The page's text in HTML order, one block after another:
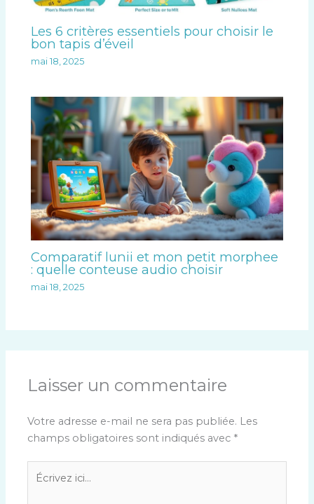
Les 6 critères essentiels pour choisir le
bon tapis d’éveil
mai 18, 2025
Comparatif lunii et mon petit morphee
: quelle conteuse audio choisir
mai 18, 2025
Laisser un commentaire
Votre adresse e-mail ne sera pas publiée. Les
champs obligatoires sont indiqués avec *
Écrivez